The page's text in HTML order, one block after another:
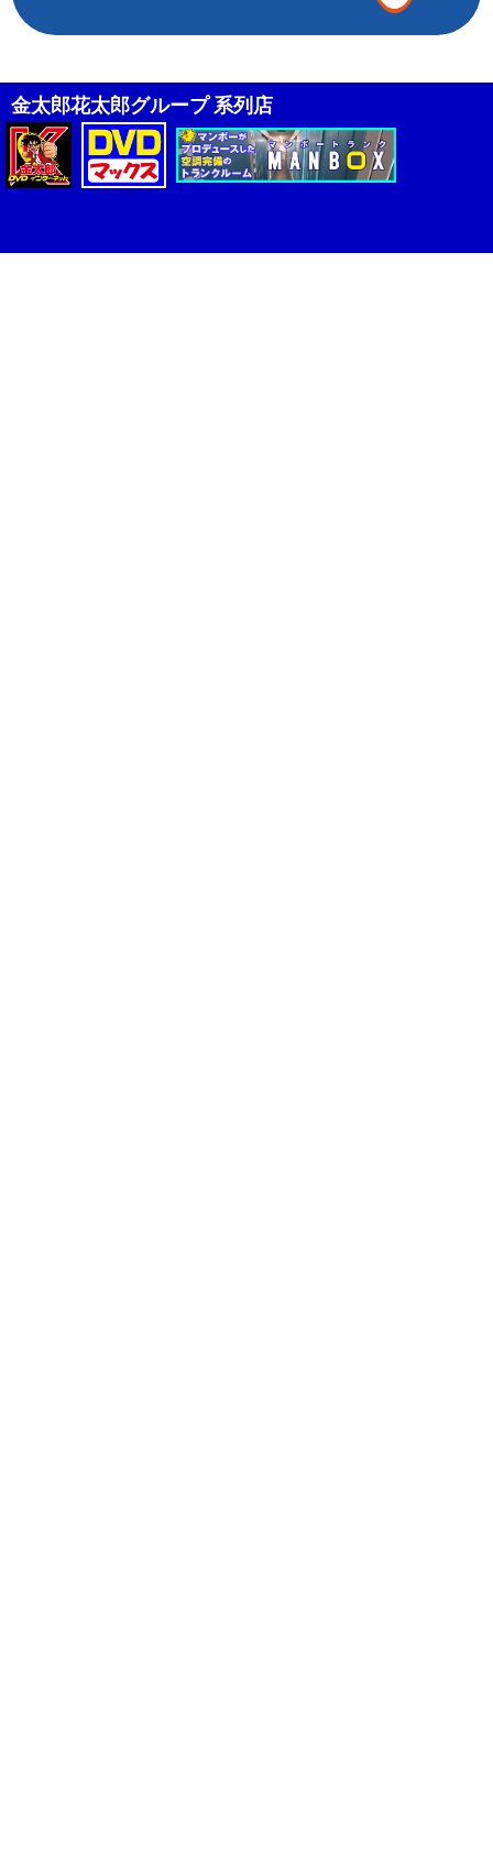
金太郎花太郎グループ 系列店